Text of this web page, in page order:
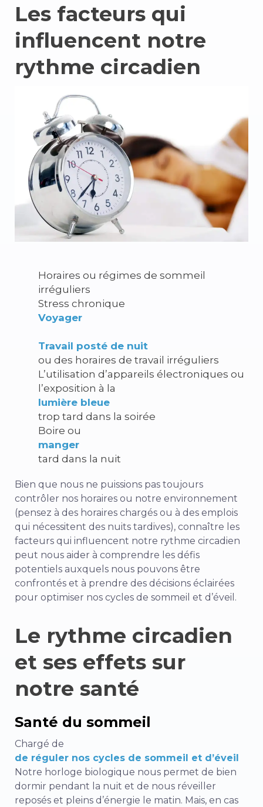
Les facteurs qui
influencent notre
rythme circadien
Horaires ou régimes de sommeil
irréguliers
Stress chronique
Voyager
Travail posté de nuit
ou des horaires de travail irréguliers
L’utilisation d’appareils électroniques ou
l’exposition à la
lumière bleue
trop tard dans la soirée
Boire ou
manger
tard dans la nuit
Bien que nous ne puissions pas toujours
contrôler nos horaires ou notre environnement
(pensez à des horaires chargés ou à des emplois
qui nécessitent des nuits tardives), connaître les
facteurs qui influencent notre rythme circadien
peut nous aider à comprendre les défis
potentiels auxquels nous pouvons être
confrontés et à prendre des décisions éclairées
pour optimiser nos cycles de sommeil et d’éveil.
Le rythme circadien
et ses effets sur
notre santé
Santé du sommeil
Chargé de
de réguler nos cycles de sommeil et d’éveil
Notre horloge biologique nous permet de bien
dormir pendant la nuit et de nous réveiller
reposés et pleins d’énergie le matin. Mais, en cas